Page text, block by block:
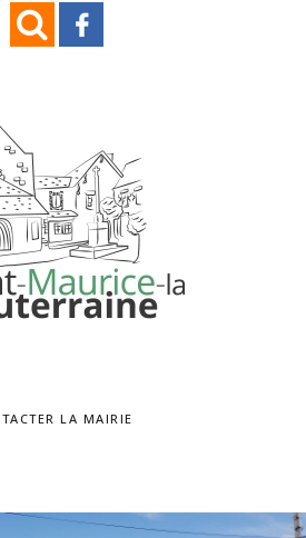
la Mairie